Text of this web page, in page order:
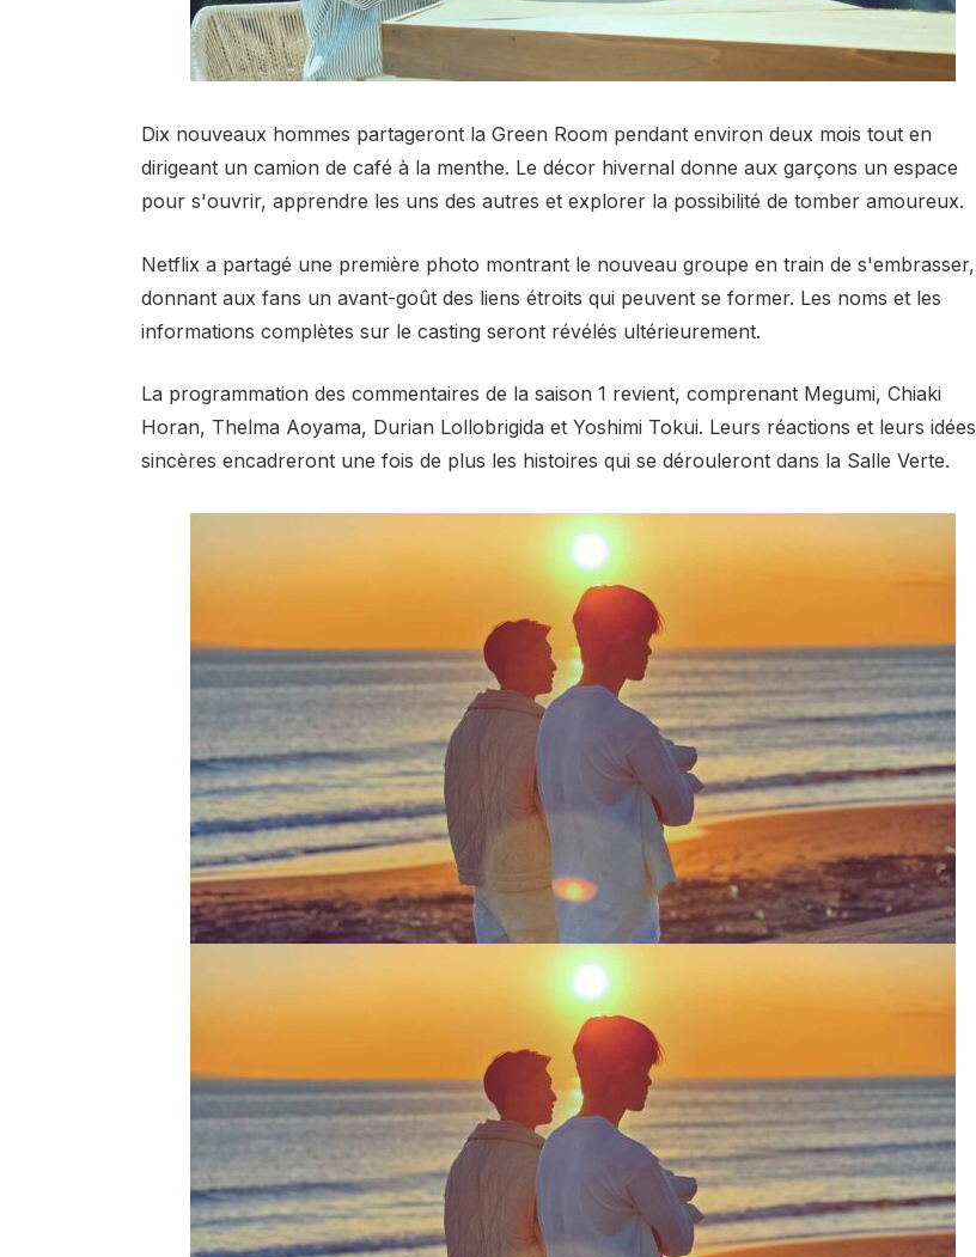
Dix nouveaux hommes partageront la Green Room pendant environ deux mois tout en
dirigeant un camion de café à la menthe. Le décor hivernal donne aux garçons un espace
pour s'ouvrir, apprendre les uns des autres et explorer la possibilité de tomber amoureux.
Netflix a partagé une première photo montrant le nouveau groupe en train de s'embrasser,
donnant aux fans un avant-goût des liens étroits qui peuvent se former. Les noms et les
informations complètes sur le casting seront révélés ultérieurement.
La programmation des commentaires de la saison 1 revient, comprenant Megumi, Chiaki
Horan, Thelma Aoyama, Durian Lollobrigida et Yoshimi Tokui. Leurs réactions et leurs idées
sincères encadreront une fois de plus les histoires qui se dérouleront dans la Salle Verte.